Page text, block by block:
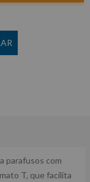
parafusos com
T, que facilita